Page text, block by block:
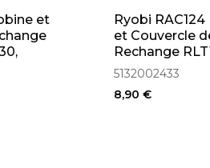
et
Ryobi
et Couvercle
Rechange
RLT1830,
5132002433
8,90 €